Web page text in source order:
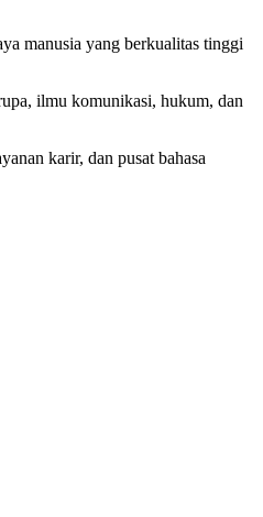
manusia yang berkualitas tinggi
ilmu komunikasi, hukum, dan
karir, dan pusat bahasa